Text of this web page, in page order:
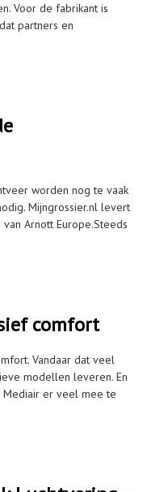
Voor de fabrikant is
partners en
worden nog te vaak
Mijngrossier.nl levert
Arnott Europe.Steeds
comfort
Vandaar dat veel
modellen leveren. En
Mediair er veel mee te